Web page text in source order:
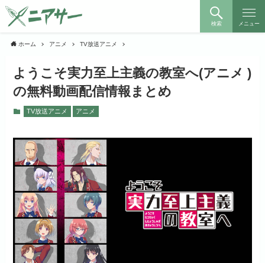
検索 メニュー
ホーム アニメ TV放送アニメ
ようこそ実力至上主義の教室へ(アニメ )
の無料動画配信情報まとめ
TV放送アニメ アニメ